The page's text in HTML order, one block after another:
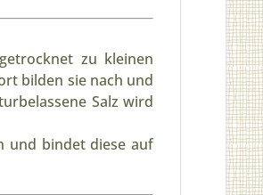
zu kleinen
bilden sie nach und
Salz wird
und bindet diese auf